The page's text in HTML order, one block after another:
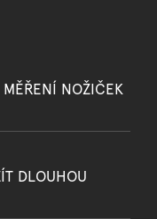
NOŽIČEK
DLOUHOU